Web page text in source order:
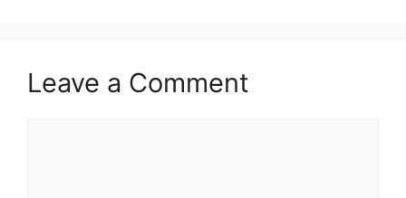
Leave a Comment